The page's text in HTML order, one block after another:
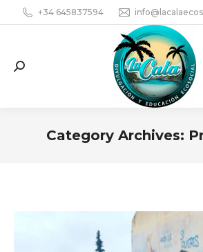
+34 645837594
Search:
Category Archives: